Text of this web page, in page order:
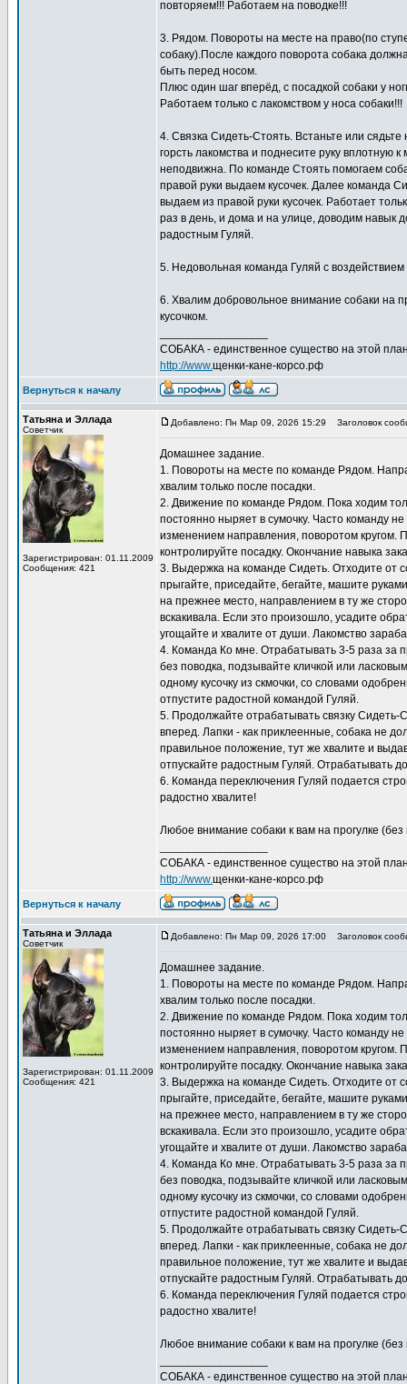
повторяем!!! Работаем на поводке!!!
3. Рядом. Повороты на месте на право(по
собаку).После каждого поворота собака
быть перед носом.
Плюс один шаг вперёд, с посадкой собаки у
Работаем только с лакомством у носа собаки!!!
4. Связка Сидеть-Стоять. Встаньте или
горсть лакомства и поднесите руку вплотную
неподвижна. По команде Стоять помогаем
правой руки выдаем кусочек. Далее команда
выдаем из правой руки кусочек. Работает
раз в день, и дома и на улице, доводим навык
радостным Гуляй.
5. Недовольная команда Гуляй с воздействием
6. Хвалим добровольное внимание собаки на
кусочком.
СОБАКА - единственное существо на этой
http://www.щенки-кане-корсо.рф
Вернуться к началу
Татьяна и Эллада
Советчик
Зарегистрирован: 01.11.2009
Сообщения: 421
Добавлено: Пн Мар 09, 2026 15:29 Заголовок
Домашнее задание.
1. Повороты на месте по команде Рядом.
хвалим только после посадки.
2. Движение по команде Рядом. Пока ходим
постоянно ныряет в сумочку. Часто команду
изменением направления, поворотом кругом.
контролируйте посадку. Окончание навыка
3. Выдержка на команде Сидеть. Отходите от
прыгайте, приседайте, бегайте, машите
на прежнее место, направлением в ту же
вскакивала. Если это произошло, усадите
угощайте и хвалите от души. Лакомство
4. Команда Ко мне. Отрабатывать 3-5 раза за
без поводка, подзывайте кличкой или
одному кусочку из скмочки, со словами
отпустите радостной командой Гуляй.
5. Продолжайте отрабатывать связку Сидеть-
вперед. Лапки - как приклеенные, собака не
правильное положение, тут же хвалите и
отпускайте радостным Гуляй. Отрабатывать
6. Команда переключения Гуляй подается
радостно хвалите!
Любое внимание собаки к вам на прогулке
СОБАКА - единственное существо на этой
http://www.щенки-кане-корсо.рф
Вернуться к началу
Татьяна и Эллада
Советчик
Зарегистрирован: 01.11.2009
Сообщения: 421
Добавлено: Пн Мар 09, 2026 17:00 Заголовок
Домашнее задание.
1. Повороты на месте по команде Рядом.
хвалим только после посадки.
2. Движение по команде Рядом. Пока ходим
постоянно ныряет в сумочку. Часто команду
изменением направления, поворотом кругом.
контролируйте посадку. Окончание навыка
3. Выдержка на команде Сидеть. Отходите от
прыгайте, приседайте, бегайте, машите
на прежнее место, направлением в ту же
вскакивала. Если это произошло, усадите
угощайте и хвалите от души. Лакомство
4. Команда Ко мне. Отрабатывать 3-5 раза за
без поводка, подзывайте кличкой или
одному кусочку из скмочки, со словами
отпустите радостной командой Гуляй.
5. Продолжайте отрабатывать связку Сидеть-
вперед. Лапки - как приклеенные, собака не
правильное положение, тут же хвалите и
отпускайте радостным Гуляй. Отрабатывать
6. Команда переключения Гуляй подается
радостно хвалите!
Любое внимание собаки к вам на прогулке
СОБАКА - единственное существо на этой